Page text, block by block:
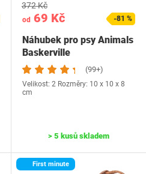
od 69 Kč
372 Kč
-81 %
Náhubek pro psy Animals
Baskerville
(99+)
Velikost: 2 Rozměry: 10 x 10 x 8
cm
> 5 kusů skladem
First minute